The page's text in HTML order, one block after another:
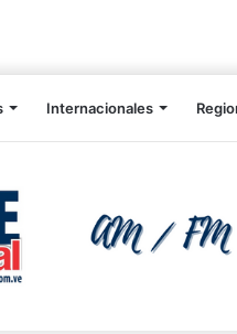
Internacionales